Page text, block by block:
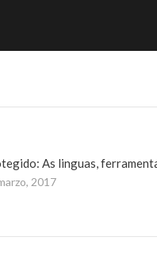
As linguas,
2017